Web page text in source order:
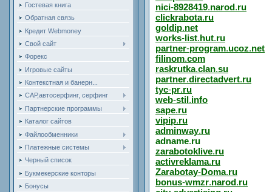
Гостевая книга
Обратная связь
Кредит Webmoney
Свой сайт
Форекс
Игровые сайты
Контекстная и банерн...
САР,автосерфинг, серфинг
Партнерские программы
Каталог сайтов
Файлообменники
Платежные системы
Черный список
Букмекерские конторы
Бонусы
nici-8928419.narod.ru
clickrabota.ru
goldip.net
works-list.hut.ru
partner-program.ucoz.net
filinom.com
raskrutka.clan.su
partner.directadvert.ru
tyc-pr.ru
web-stil.info
sape.ru
vipip.ru
adminway.ru
adname.ru
zarabotoklive.ru
activreklama.ru
Zarabotay-Doma.ru
bonus-wmzr.narod.ru